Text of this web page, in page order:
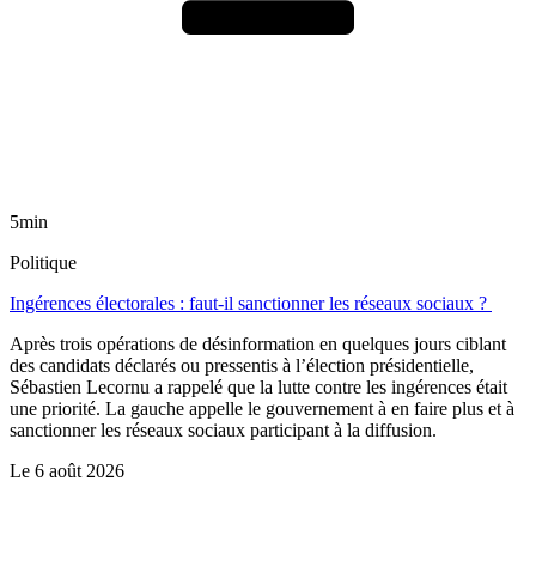
5min
Politique
Ingérences électorales : faut-il sanctionner les réseaux sociaux ?
Après trois opérations de désinformation en quelques jours ciblant
des candidats déclarés ou pressentis à l’élection présidentielle,
Sébastien Lecornu a rappelé que la lutte contre les ingérences était
une priorité. La gauche appelle le gouvernement à en faire plus et à
sanctionner les réseaux sociaux participant à la diffusion.
Le 6 août 2026